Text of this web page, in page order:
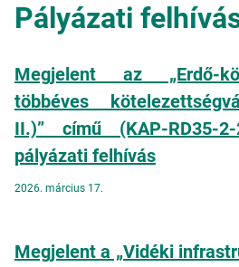
Pályázati
Megjelent az „Erdő-
többéves
II.)” című (KAP-RD35-
pályázati felhívás
2026. március 17.
Megjelent a „Vidéki